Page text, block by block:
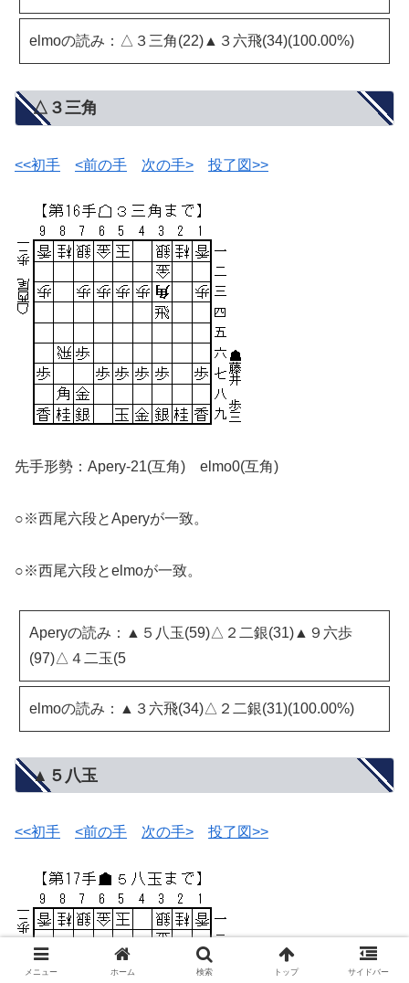
elmoの読み：△３三角(22)▲３六飛(34)(100.00%)
△３三角
<<初手 <前の手 次の手> 投了図>>
先手形勢：Apery-21(互角) elmo0(互角)
○※西尾六段とAperyが一致。
○※西尾六段とelmoが一致。
Aperyの読み：▲５八玉(59)△２二銀(31)▲９六歩
(97)△４二玉(5
elmoの読み：▲３六飛(34)△２二銀(31)(100.00%)
▲５八玉
<<初手 <前の手 次の手> 投了図>>
メニュー ホーム 検索 トップ サイドバー